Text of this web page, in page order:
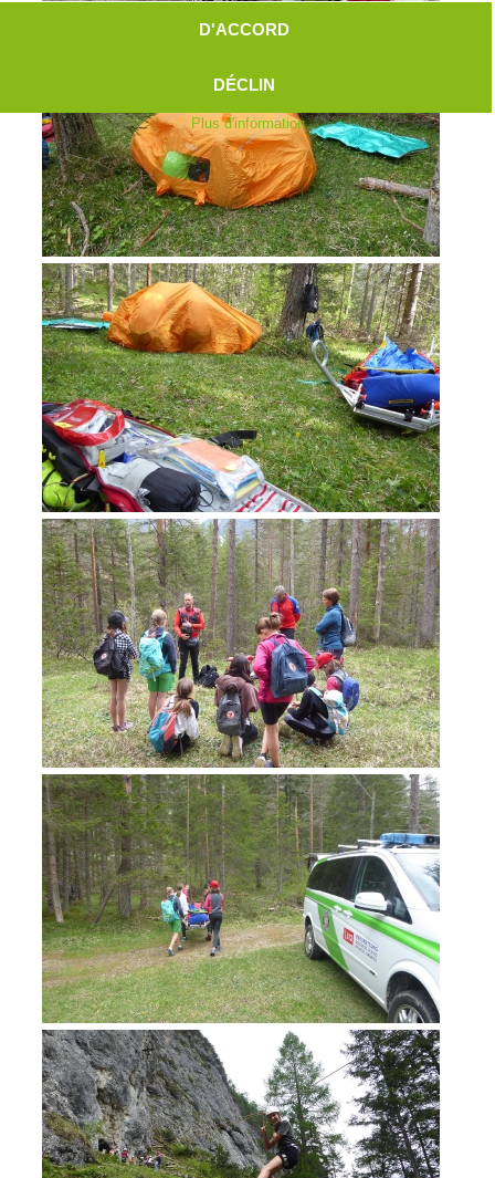
Aktuell
Jahresberichte
DEVENIR MEMBRE
D'ACCORD
DÉCLIN
Plus d'information